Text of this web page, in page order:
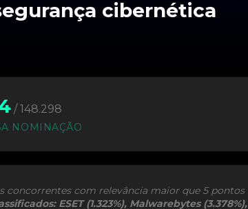
/ 148.298
NOMINAÇÃO
concorrentes com relevância maior que 5 pontos
ESET (1.323%), Malwarebytes (3.378%),